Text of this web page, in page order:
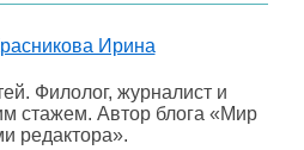
Ирина
Филолог, журналист и
стажем. Автор блога «Мир
редактора».